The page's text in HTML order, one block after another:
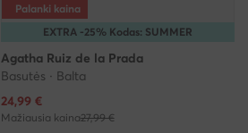
EXTRA -25% Kodas: SUMMER
Palanki kaina
Agatha Ruiz de la Prada
Basutės · Balta
Dabartinė kaina
24,99 €
Mažiausia kaina27,99 €